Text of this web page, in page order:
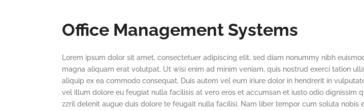
Office Management Systems
Lorem ipsum dolor sit amet, consectetuer adipiscing elit, sed diam nonummy nibh
magna aliquam erat volutpat. Ut wisi enim ad minim veniam, quis nostrud exerci tation
aliquip ex ea commodo consequat. Duis autem vel eum iriure dolor in hendrerit in
vel illum dolore eu feugiat nulla facilisis at vero eros et accumsan et iusto odio dignissim
zzril delenit augue duis dolore te feugait nulla facilisi. Nam liber tempor cum soluta nobis